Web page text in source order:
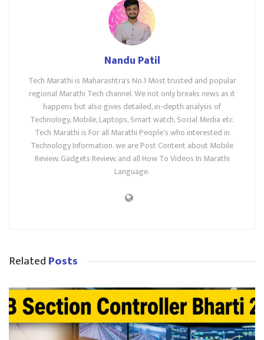
Nandu Patil
Tech Marathi is Maharashtra's No.1 Most trusted and popular
regional Marathi Tech channel. We not only breaks news as it
happens but also gives detailed, in-depth analysis of
Technology, Mobile, Laptops, Smart watch, Social Media etc.
Tech Marathi is For all Marathi People's who interested in
Technology Information. we are Post Content about Mobile
Review, Gadgets Review, and all How To Videos In Marathi
Language.
RelatedPosts